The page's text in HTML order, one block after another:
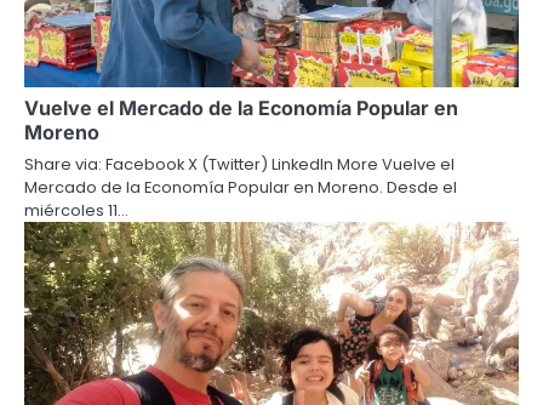
Vuelve el Mercado de la Economía Popular en
Moreno
Share via: Facebook X (Twitter) LinkedIn More Vuelve el
Mercado de la Economía Popular en Moreno. Desde el
miércoles 11…